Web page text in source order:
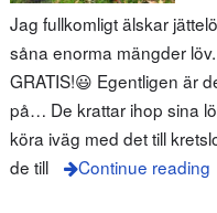
Jag fullkomligt älskar
såna enorma mängder
GRATIS!😃 Egentligen är
på… De krattar ihop sina
köra iväg med det till
de till
Continue reading